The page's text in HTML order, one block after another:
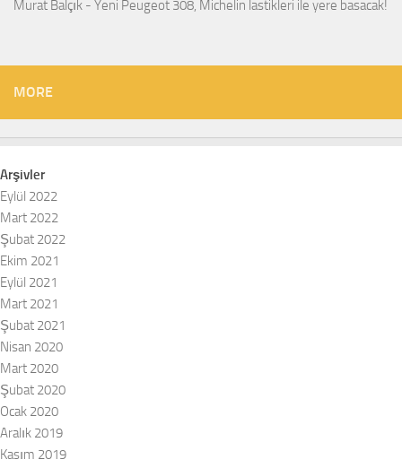
Murat Balçık - Yeni Peugeot 308, Michelin lastikleri ile yere basacak!
MORE
Arşivler
Eylül 2022
Mart 2022
Şubat 2022
Ekim 2021
Eylül 2021
Mart 2021
Şubat 2021
Nisan 2020
Mart 2020
Şubat 2020
Ocak 2020
Aralık 2019
Kasım 2019